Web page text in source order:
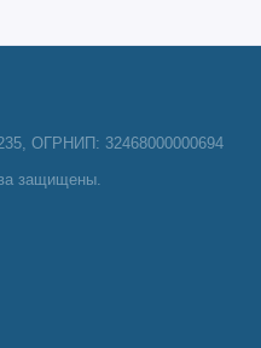
ОГРНИП: 32468000000694
защищены.